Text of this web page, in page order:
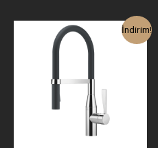
İndirim!
Orijinal
fiyat:
122.697,00₺.
Şu
andaki